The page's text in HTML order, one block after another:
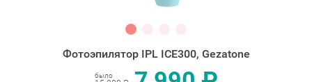
Фотоэпилятор IPL ICE300, Gezatone
было